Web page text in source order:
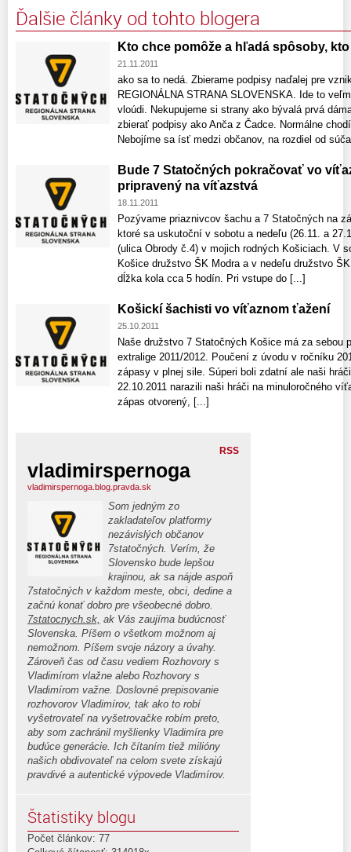
Ďalšie články od tohto blogera
Kto chce pomôže a hľadá spôsoby,
21.11.2011
ako sa to nedá. Zbierame podpisy naďalej pre
REGIONÁLNA STRANA SLOVENSKA. Ide to
vloúdi. Nekupujeme si strany ako bývalá prvá
zbierať podpisy ako Anča z Čadce. Normálne
Nebojíme sa ísť medzi občanov, na rozdiel od
Bude 7 Statočných pokračovať vo
pripravený na víťazstvá
18.11.2011
Pozývame priaznivcov šachu a 7 Statočných na
ktoré sa uskutoční v sobotu a nedeľu (26.11. a
(ulica Obrody č.4) v mojich rodných Košiciach. V
Košice družstvo ŠK Modra a v nedeľu družstvo
dĺžka kola cca 5 hodín. Pri vstupe do [...]
Košickí šachisti vo víťaznom ťažení
25.10.2011
Naše družstvo 7 Statočných Košice má za sebou
extralige 2011/2012. Poučení z úvodu v ročníku
zápasy v plnej sile. Súperi boli zdatní ale naši
22.10.2011 narazili naši hráči na minuloročného
zápas otvorený, [...]
RSS
vladimirspernoga
vladimirspernoga.blog.pravda.sk
Som jedným zo
zakladateľov platformy
nezávislých občanov
7statočných. Verím, že
Slovensko bude lepšou
krajinou, ak sa nájde aspoň
7statočných v každom meste, obci, dedine a
začnú konať dobro pre všeobecné dobro.
7statocnych.sk, ak Vás zaujíma budúcnosť
Slovenska. Píšem o všetkom možnom aj
nemožnom. Píšem svoje názory a úvahy.
Zároveň čas od času vediem Rozhovory s
Vladimírom vlažne alebo Rozhovory s
Vladimírom važne. Doslovné prepisovanie
rozhovorov Vladimírov, tak ako to robí
vyšetrovateľ na vyšetrovačke robím preto,
aby som zachránil myšlienky Vladimíra pre
budúce generácie. Ich čítaním tiež milióny
našich obdivovateľ na celom svete získajú
pravdivé a autentické výpovede Vladimírov.
Štatistiky blogu
Počet článkov: 77